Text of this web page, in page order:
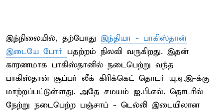
இந்நிலையில், தற்போது இந்தியா - பாகிஸ்தான்
இடையே போர் பதற்றம் நிலவி வருகிறது. இதன்
காரணமாக பாகிஸ்தானில் நடைபெற்று வந்த
பாகிஸ்தான் சூப்பர் லீக் கிரிக்கெட் தொடர் யு.ஏ.இ-க்கு
மாற்றப்பட்டுள்ளது. அதே சமயம் ஐ.பி.எல். தொடரில்
நேற்று நடைபெற்ற பஞ்சாப் - டெல்லி இடையிலான